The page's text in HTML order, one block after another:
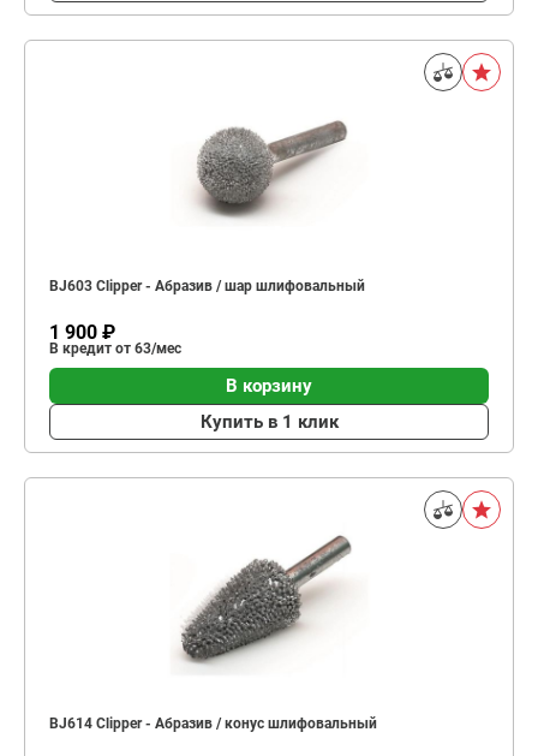
BJ603 Clipper - Абразив / шар шлифовальный
1 900 ₽
В кредит от 63/мес
В корзину
Купить в 1 клик
BJ614 Clipper - Абразив / конус шлифовальный